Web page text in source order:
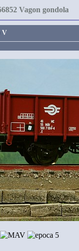
Vagon gondola
V